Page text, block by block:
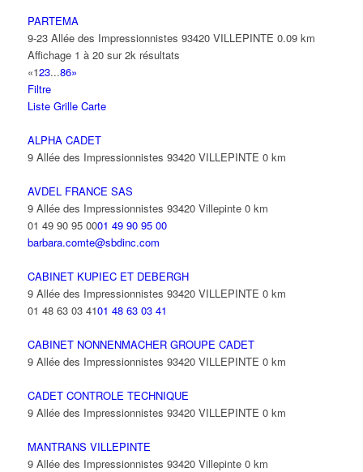
PARTEMA
9-23 Allée des Impressionnistes 93420 VILLEPINTE 0.09 km
Affichage 1 à 20 sur 2k résultats
«123...86»
Filtre
Liste Grille Carte
ALPHA CADET
9 Allée des Impressionnistes 93420 VILLEPINTE 0 km
AVDEL FRANCE SAS
9 Allée des Impressionnistes 93420 Villepinte 0 km
01 49 90 95 0001 49 90 95 00
barbara.comte@sbdinc.com
CABINET KUPIEC ET DEBERGH
9 Allée des Impressionnistes 93420 VILLEPINTE 0 km
01 48 63 03 4101 48 63 03 41
CABINET NONNENMACHER GROUPE CADET
9 Allée des Impressionnistes 93420 VILLEPINTE 0 km
CADET CONTROLE TECHNIQUE
9 Allée des Impressionnistes 93420 VILLEPINTE 0 km
MANTRANS VILLEPINTE
9 Allée des Impressionnistes 93420 Villepinte 0 km